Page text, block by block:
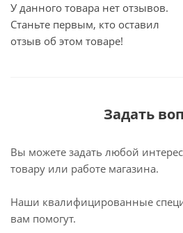
У данного товара нет отзывов.
Станьте первым, кто оставил
отзыв об этом товаре!
Задать
Вы можете задать любой
товару или работе магазина.
Наши квалифицированные
вам помогут.